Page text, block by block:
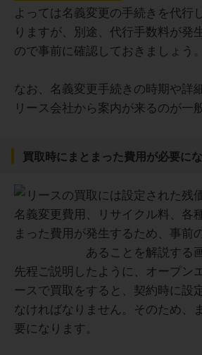
よっては名義変更の手続きを代行
りますが、別途、代行手数料が発
ので事前に確認しておきましょう。
なお、名義変更手続きの時期や詳
リース会社から案内が来るのが一
買取時にまとまった費用が必要に
先程ご説明したように、オープン
ースで買取をすると、契約時に設
なければなりません。そのため、
要になります。